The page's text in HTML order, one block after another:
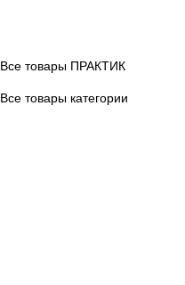
Все товары ПРАКТИК
Все товары категории